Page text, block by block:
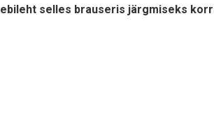
selles brauseris järgmiseks